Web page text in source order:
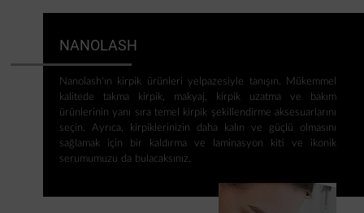
NANOLASH
Nanolash'ın kirpik ürünleri yelpazesiyle tanışın. Mükemmel
kalitede takma kirpik, makyaj, kirpik uzatma ve bakım
ürünlerinin yanı sıra temel kirpik şekillendirme aksesuarlarını
seçin. Ayrıca, kirpiklerinizin daha kalın ve güçlü olmasını
sağlamak için bir kaldırma ve laminasyon kiti ve ikonik
serumumuzu da bulacaksınız.